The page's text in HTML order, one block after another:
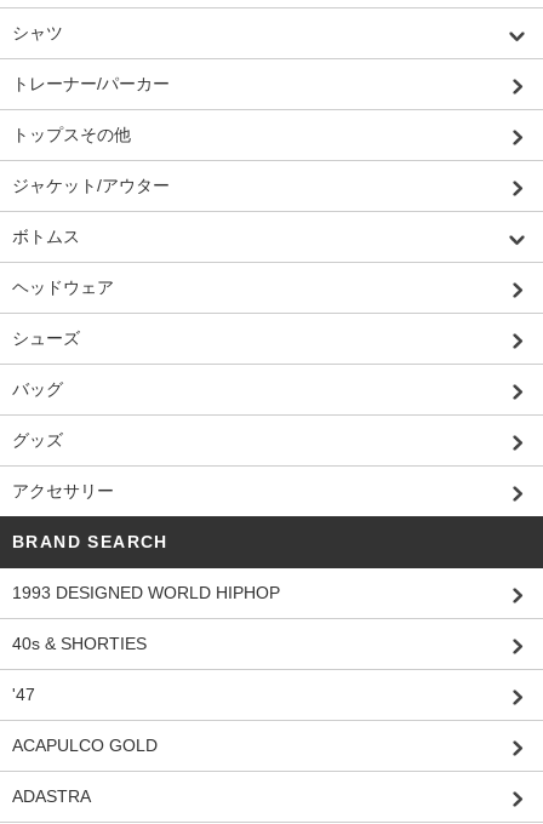
シャツ
トレーナー/パーカー
トップスその他
ジャケット/アウター
ボトムス
ヘッドウェア
シューズ
バッグ
グッズ
アクセサリー
BRAND SEARCH
1993 DESIGNED WORLD HIPHOP
40s & SHORTIES
'47
ACAPULCO GOLD
ADASTRA